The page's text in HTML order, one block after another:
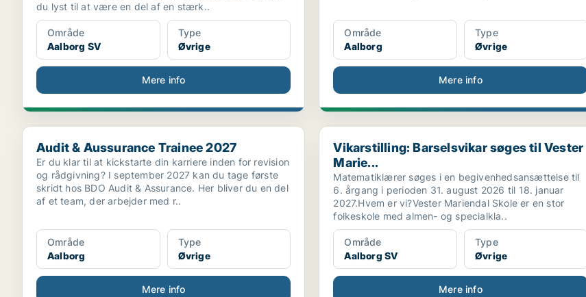
du lyst til at være en del af en stærk..
Område
Aalborg SV
Type
Øvrige
Mere info
Område
Aalborg
Type
Øvrige
Mere info
Audit & Aussurance Trainee 2027
Audit & Aussurance Trainee 2027
Er du klar til at kickstarte din karriere inden for revision
og rådgivning? I september 2027 kan du tage første
skridt hos BDO Audit & Assurance. Her bliver du en del
af et team, der arbejder med r..
Område
Aalborg
Type
Øvrige
Mere info
Vikarstilling: Barselsvikar søges til Vester Marie...
Vikarstilling: Barselsvikar søges til Vester
Marie...
Matematiklærer søges i en begivenhedsansættelse til
6. årgang i perioden 31. august 2026 til 18. januar
2027.Hvem er vi?Vester Mariendal Skole er en stor
folkeskole med almen- og specialkla..
Område
Aalborg SV
Type
Øvrige
Mere info